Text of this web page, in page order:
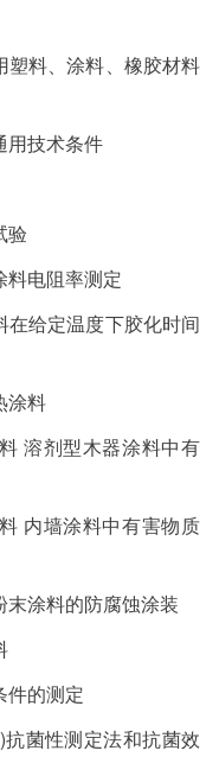
塑料、涂料、橡胶材料
用技术条件
验
料电阻率测定
在给定温度下胶化时间
涂料
溶剂型木器涂料中有
内墙涂料中有害物质
涂料的防腐蚀涂装
件的测定
菌性测定法和抗菌效